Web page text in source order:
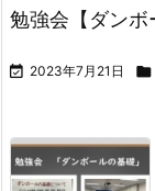
勉強会【ダンボ
 2023年7月21日 